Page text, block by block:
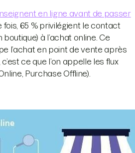
en ligne avant de passer
fois, 65 % privilégient le contact
à l’achat online. Ce
l’achat en point de vente après
ce que l’on appelle les flux
Purchase Offline).